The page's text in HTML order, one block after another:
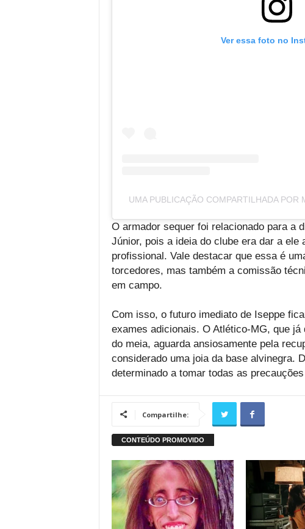
Ver essa foto no
UMA PUBLICAÇÃO COMPARTILHADA POR
O armador sequer foi relacionado para a
Júnior, pois a ideia do clube era dar a ele
profissional. Vale destacar que essa é
torcedores, mas também a comissão
em campo.
Com isso, o futuro imediato de Iseppe
exames adicionais. O Atlético-MG, que
do meia, aguarda ansiosamente pela
considerado uma joia da base alvinegra.
determinado a tomar todas as
Compartilhe: